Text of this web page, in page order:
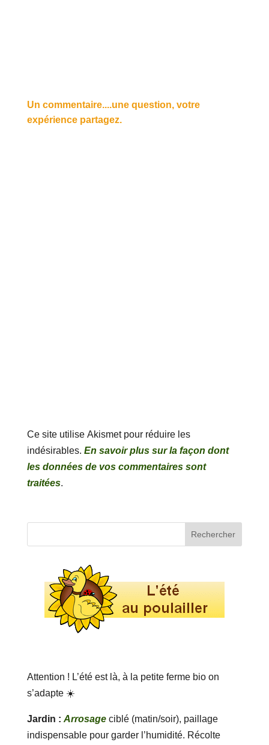
Un commentaire....une question, votre
expérience partagez.
Ce site utilise Akismet pour réduire les
indésirables. En savoir plus sur la façon dont
les données de vos commentaires sont
traitées.
Attention ! L’été est là, à la petite ferme bio on
s’adapte ☀️
Jardin : Arrosageciblé (matin/soir), paillage
indispensable pour garder l’humidité. Récolte